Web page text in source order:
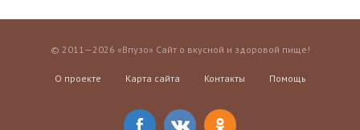
© 2011—2026 «Впузо» Сайт о вкусной и здоровой пище!
О проекте Карта сайта Контакты Помощь